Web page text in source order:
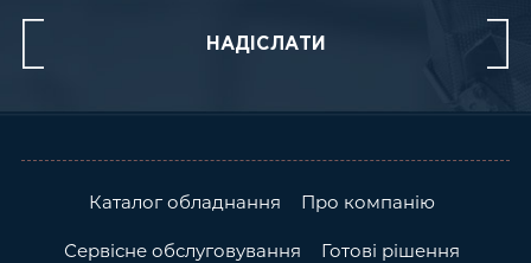
Каталог обладнання Про компанію
Сервісне обслуговування Готові рішення